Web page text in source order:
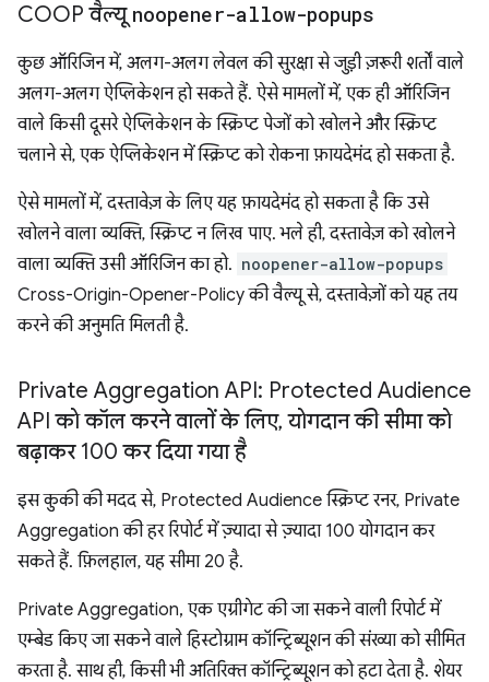
COOP वैल्यूnoopener-allow-popups
कुछ ऑरिजिन में, अलग-अलग लेवल की सुरक्षा से जुड़ी ज़रूरी शर्तों वाले
अलग-अलग ऐप्लिकेशन हो सकते हैं. ऐसे मामलों में, एक ही ऑरिजिन
वाले किसी दूसरे ऐप्लिकेशन के स्क्रिप्ट पेजों को खोलने और स्क्रिप्ट
चलाने से, एक ऐप्लिकेशन में स्क्रिप्ट को रोकना फ़ायदेमंद हो सकता है.
ऐसे मामलों में, दस्तावेज़ के लिए यह फ़ायदेमंद हो सकता है कि उसे
खोलने वाला व्यक्ति, स्क्रिप्ट न लिख पाए. भले ही, दस्तावेज़ को खोलने
वाला व्यक्ति उसी ऑरिजिन का हो. noopener-allow-popups
Cross-Origin-Opener-Policy की वैल्यू से, दस्तावेज़ों को यह तय
करने की अनुमति मिलती है.
Private Aggregation API: Protected Audience
API को कॉल करने वालों के लिए, योगदान की सीमा को
बढ़ाकर 100 कर दिया गया है
इस कुकी की मदद से, Protected Audience स्क्रिप्ट रनर, Private
Aggregation की हर रिपोर्ट में ज़्यादा से ज़्यादा 100 योगदान कर
सकते हैं. फ़िलहाल, यह सीमा 20 है.
Private Aggregation, एक एग्रीगेट की जा सकने वाली रिपोर्ट में
एम्बेड किए जा सकने वाले हिस्टोग्राम कॉन्ट्रिब्यूशन की संख्या को सीमित
करता है. साथ ही, किसी भी अतिरिक्त कॉन्ट्रिब्यूशन को हटा देता है. शेयर